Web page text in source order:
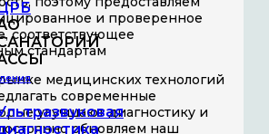
и проверенное
соответствующее
стандартам
медицинских технологий
современные
улучшают диагностику и
обновляем наш